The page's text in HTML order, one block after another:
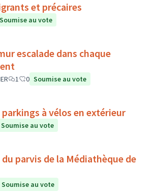
et précaires
Soumise au vote
dans chaque
1 0 Soumise au vote
à vélos en extérieur
Soumise au vote
parvis de la Médiathèque de
Soumise au vote